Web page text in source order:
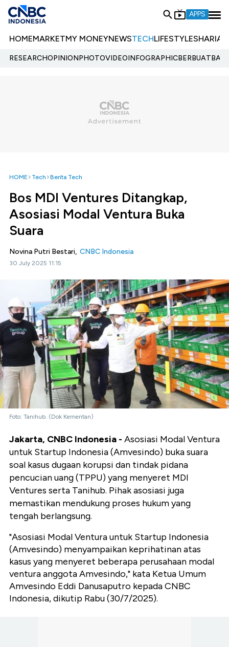
APPS
HOMEMARKETMY MONEYNEWSTECHLIFESTYLESHARIA
RESEARCHOPINIONPHOTOVIDEOINFOGRAPHIC
HOME Tech Berita Tech
Bos MDI Ventures Ditangkap,
Asosiasi Modal Ventura Buka
Suara
Novina Putri Bestari, CNBC Indonesia
30 July 2025 11:15
Foto: Tanihub. (Dok Kementan)
Jakarta, CNBC Indonesia - Asosiasi Modal Ventura
untuk Startup Indonesia (Amvesindo) buka suara
soal kasus dugaan korupsi dan tindak pidana
pencucian uang (TPPU) yang menyeret MDI
Ventures serta Tanihub. Pihak asosiasi juga
memastikan mendukung proses hukum yang
tengah berlangsung.
"Asosiasi Modal Ventura untuk Startup Indonesia
(Amvesindo) menyampaikan keprihatinan atas
kasus yang menyeret beberapa perusahaan modal
ventura anggota Amvesindo," kata Ketua Umum
Amvesindo Eddi Danusaputro kepada CNBC
Indonesia, dikutip Rabu (30/7/2025).